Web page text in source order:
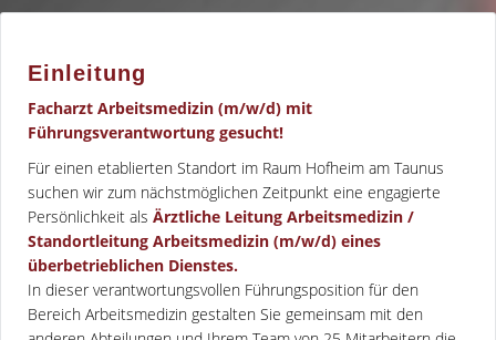
Einleitung
Facharzt Arbeitsmedizin (m/w/d) mit
Führungsverantwortung gesucht!
Für einen etablierten Standort im Raum Hofheim am Taunus
suchen wir zum nächstmöglichen Zeitpunkt eine engagierte
Persönlichkeit als Ärztliche Leitung Arbeitsmedizin /
Standortleitung Arbeitsmedizin (m/w/d) eines
überbetrieblichen Dienstes.
In dieser verantwortungsvollen Führungsposition für den
Bereich Arbeitsmedizin gestalten Sie gemeinsam mit den